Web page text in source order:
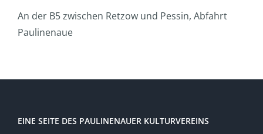
An der B5 zwischen Retzow und Pessin, Abfahrt
Paulinenaue
EINE SEITE DES PAULINENAUER KULTURVEREINS